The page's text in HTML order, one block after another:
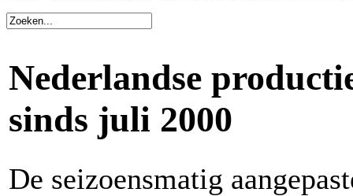
Nederlandse
sinds juli 2000
De seizoensmatig